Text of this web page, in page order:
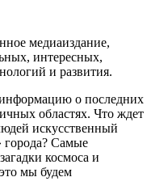
медиаиздание,
интересных,
и развития.
о последних
областях. Что ждет
искусственный
города? Самые
космоса и
мы будем